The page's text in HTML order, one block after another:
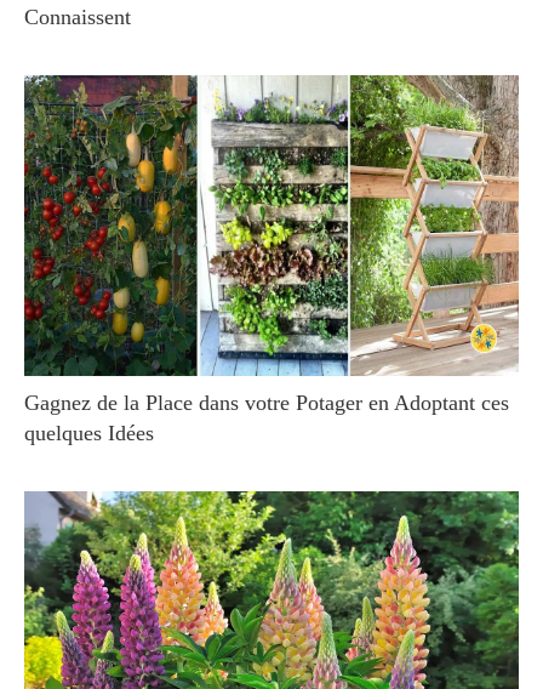
Connaissent
Gagnez de la Place dans votre Potager en Adoptant ces
quelques Idées